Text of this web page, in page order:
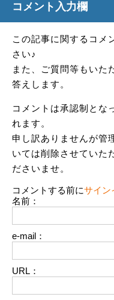
コメント入力欄
この記事に関するコメ
さい♪
また、ご質問等もいた
答えします。
コメントは承認制とな
れます。
申し訳ありませんが管
いては削除させていた
ださいませ。
コメントする前にサイン
名前：
e-mail：
URL：